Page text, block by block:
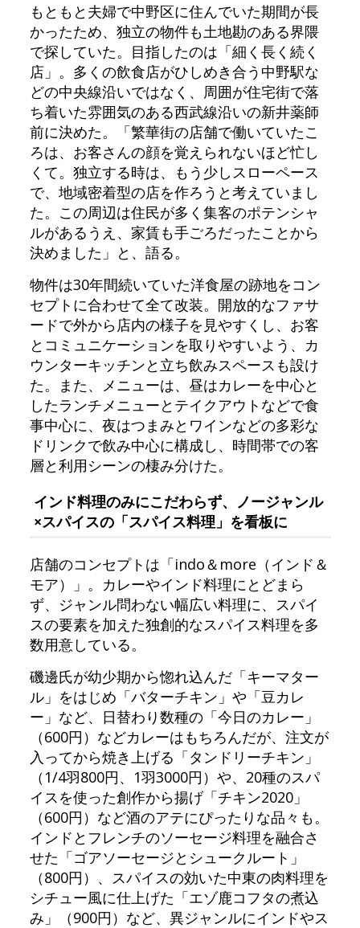
もともと夫婦で中野区に住んでいた期間が長
かったため、独立の物件も土地勘のある界隈
で探していた。目指したのは「細く長く続く
店」。多くの飲食店がひしめき合う中野駅な
どの中央線沿いではなく、周囲が住宅街で落
ち着いた雰囲気のある西武線沿いの新井薬師
前に決めた。「繁華街の店舗で働いていたこ
ろは、お客さんの顔を覚えられないほど忙し
くて。独立する時は、もう少しスローペース
で、地域密着型の店を作ろうと考えていまし
た。この周辺は住民が多く集客のポテンシャ
ルがあるうえ、家賃も手ごろだったことから
決めました」と、語る。
物件は30年間続いていた洋食屋の跡地をコン
セプトに合わせて全て改装。開放的なファサ
ードで外から店内の様子を見やすくし、お客
とコミュニケーションを取りやすいよう、カ
ウンターキッチンと立ち飲みスペースも設け
た。また、メニューは、昼はカレーを中心と
したランチメニューとテイクアウトなどで食
事中心に、夜はつまみとワインなどの多彩な
ドリンクで飲み中心に構成し、時間帯での客
層と利用シーンの棲み分けた。
インド料理のみにこだわらず、ノージャンル
×スパイスの「スパイス料理」を看板に
店舗のコンセプトは「indo＆more（インド＆
モア）」。カレーやインド料理にとどまら
ず、ジャンル問わない幅広い料理に、スパイ
スの要素を加えた独創的なスパイス料理を多
数用意している。
磯邊氏が幼少期から惚れ込んだ「キーマター
ル」をはじめ「バターチキン」や「豆カレ
ー」など、日替わり数種の「今日のカレー」
（600円）などカレーはもちろんだが、注文が
入ってから焼き上げる「タンドリーチキン」
（1/4羽800円、1羽3000円）や、20種のスパ
イスを使った創作から揚げ「チキン2020」
（600円）など酒のアテにぴったりな品々も。
インドとフレンチのソーセージ料理を融合さ
せた「ゴアソーセージとシュークルート」
（800円）、スパイスの効いた中東の肉料理を
シチュー風に仕上げた「エゾ鹿コフタの煮込
み」（900円）など、異ジャンルにインドやス